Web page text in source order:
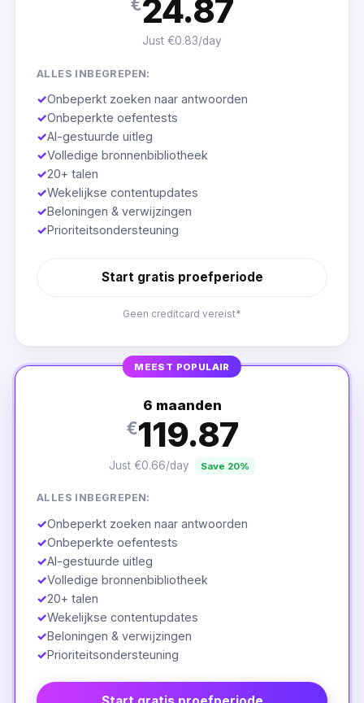
€24.87
Just €0.83/day
ALLES INBEGREPEN:
✓Onbeperkt zoeken naar antwoorden
✓Onbeperkte oefentests
✓AI-gestuurde uitleg
✓Volledige bronnenbibliotheek
✓20+ talen
✓Wekelijkse contentupdates
✓Beloningen & verwijzingen
✓Prioriteitsondersteuning
Start gratis proefperiode
Geen creditcard vereist*
MEEST POPULAIR
6 maanden
€119.87
Just €0.66/day Save 20%
ALLES INBEGREPEN:
✓Onbeperkt zoeken naar antwoorden
✓Onbeperkte oefentests
✓AI-gestuurde uitleg
✓Volledige bronnenbibliotheek
✓20+ talen
✓Wekelijkse contentupdates
✓Beloningen & verwijzingen
✓Prioriteitsondersteuning